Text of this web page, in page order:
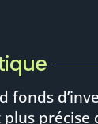
fonds
précise